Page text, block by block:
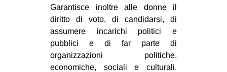
Garantisce inoltre alle donne il
diritto di voto, di candidarsi, di
assumere incarichi politici e
pubblici e di far parte di
organizzazioni politiche,
economiche, sociali e culturali.